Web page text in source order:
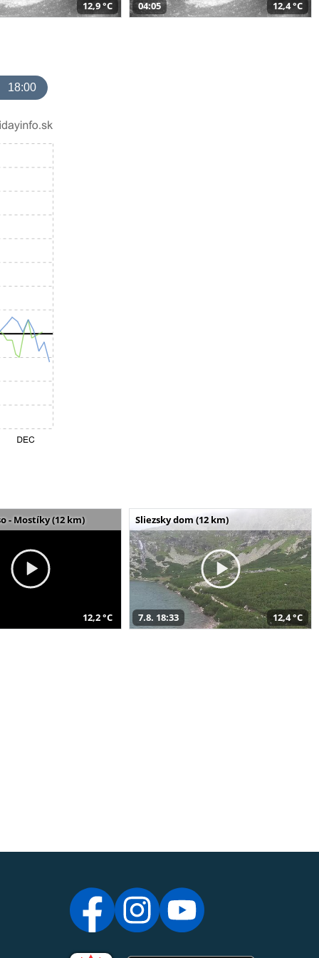
12,9 °C 04:05 12,4 °C
18:00
- Mostíky (12 km)
12,2 °C
Sliezsky dom (12 km)
7.8. 18:33 12,4 °C